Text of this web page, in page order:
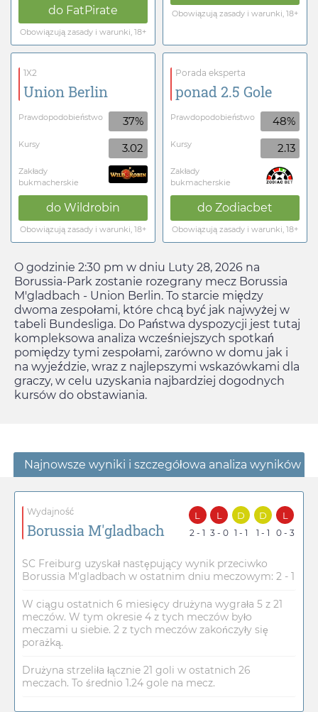
do FatPirate
Obowiązują zasady i warunki, 18+
Obowiązują zasady i warunki, 18+
1X2
Union Berlin
Prawdopodobieństwo 37%
Kursy 3.02
Zakłady
bukmacherskie
do Wildrobin
Obowiązują zasady i warunki, 18+
Porada eksperta
ponad 2.5 Gole
Prawdopodobieństwo 48%
Kursy 2.13
Zakłady
bukmacherskie
do Zodiacbet
Obowiązują zasady i warunki, 18+
O godzinie 2:30 pm w dniu Luty 28, 2026 na
Borussia-Park zostanie rozegrany mecz Borussia
M'gladbach - Union Berlin. To starcie między
dwoma zespołami, które chcą być jak najwyżej w
tabeli Bundesliga. Do Państwa dyspozycji jest tutaj
kompleksowa analiza wcześniejszych spotkań
pomiędzy tymi zespołami, zarówno w domu jak i
na wyjeździe, wraz z najlepszymi wskazówkami dla
graczy, w celu uzyskania najbardziej dogodnych
kursów do obstawiania.
Najnowsze wyniki i szczegółowa analiza wyników
Wydajność
Borussia M'gladbach
L
2 - 1
L
3 - 0
D
1 - 1
D
1 - 1
L
0 - 3
SC Freiburg uzyskał następujący wynik przeciwko
Borussia M'gladbach w ostatnim dniu meczowym: 2 - 1
W ciągu ostatnich 6 miesięcy drużyna wygrała 5 z 21
meczów. W tym okresie 4 z tych meczów było
meczami u siebie. 2 z tych meczów zakończyły się
porażką.
Drużyna strzeliła łącznie 21 goli w ostatnich 26
meczach. To średnio 1.24 gole na mecz.